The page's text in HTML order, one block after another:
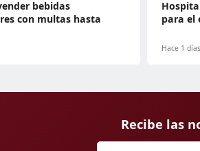
bebidas
con multas hasta
para el
Hace 1 días
Recibe las